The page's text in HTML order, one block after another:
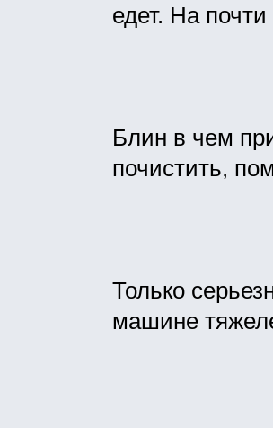
едет. На
Блин в чем
почистить,
Только
машине